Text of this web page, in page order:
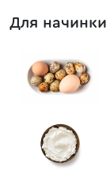
Для начинки